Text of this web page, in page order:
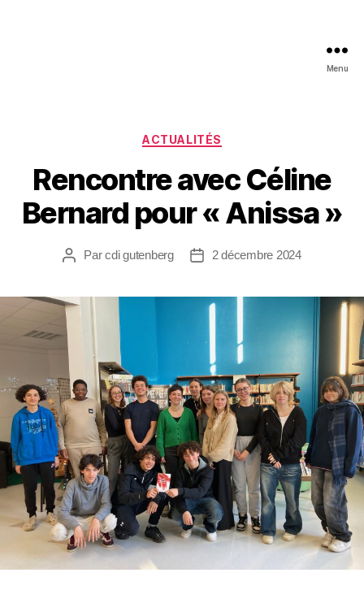
Menu
ACTUALITÉS
Rencontre avec Céline
Bernard pour « Anissa »
Parcdi gutenberg 2 décembre 2024